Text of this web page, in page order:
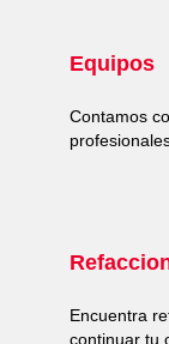
Equipos
Contamos
Encuentra
continuar tu